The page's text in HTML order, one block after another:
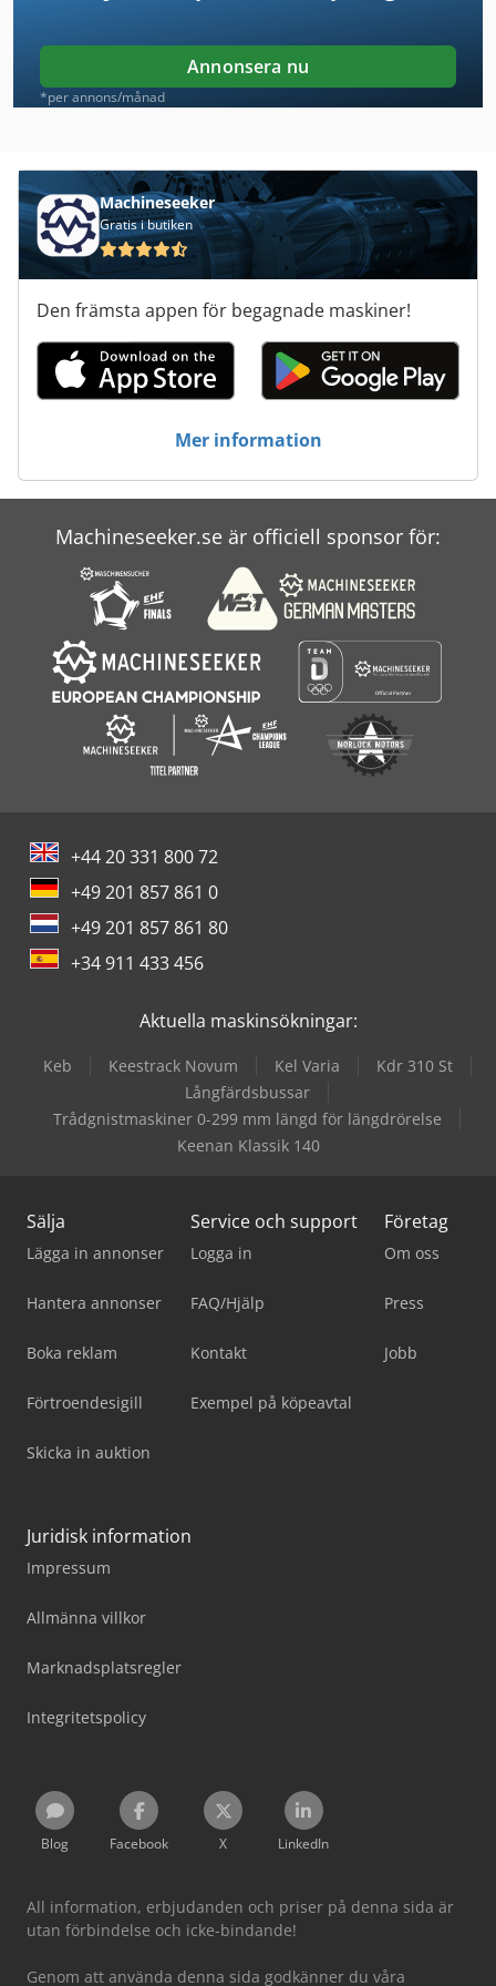
Bobcat E 80
Bobcat E 85
Bobcat E17
Bobcat E19
Bobcat E20Z
Bobcat E27
Bobcat E27Z
Bobcat E85
Bobcat Hjullastare
Bobcat T 190
Annonsera nu
*per annons/månad
Machineseeker
Gratis i butiken
Den främsta appen för begagnade maskiner!
Mer information
Machineseeker.se är officiell sponsor för:
+44 20 331 800 72
+49 201 857 861 0
+49 201 857 861 80
+34 911 433 456
Aktuella maskinsökningar:
Keb Keestrack Novum Kel Varia
Kdr 310 St
Långfärdsbussar
Trådgnistmaskiner 0-299 mm längd för längdrörelse
Keenan Klassik 140
Sälja
Lägga in annonser
Hantera annonser
Boka reklam
Förtroendesigill
Skicka in auktion
Service och support
Logga in
FAQ/Hjälp
Kontakt
Exempel på köpeavtal
Företag
Om oss
Press
Jobb
Juridisk information
Impressum
Allmänna villkor
Marknadsplatsregler
Integritetspolicy
Blog Facebook X LinkedIn
All information, erbjudanden och priser på denna sida är
utan förbindelse och icke-bindande!
Genom att använda denna sida godkänner du våra